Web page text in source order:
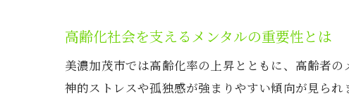
高齢化社会を支えるメンタルの重要性とは
美濃加茂市では高齢化率の上昇とともに、高齢者
神的ストレスや孤独感が強まりやすい傾向が見ら